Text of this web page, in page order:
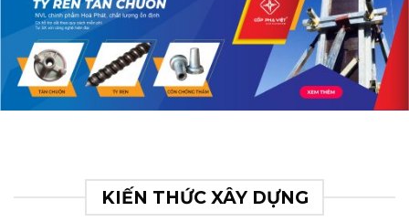
KIẾN THỨC XÂY DỰNG